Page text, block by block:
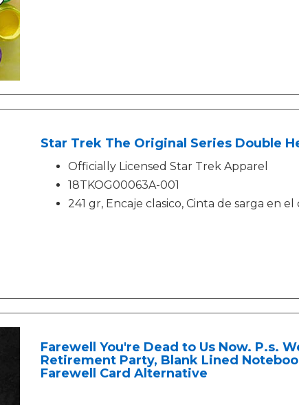
Star Trek The Original Series Double
Officially Licensed Star Trek Apparel
18TKOG00063A-001
241 gr, Encaje clasico, Cinta de sarga en
Farewell You're Dead to Us Now. P.s.
Retirement Party, Blank Lined
Farewell Card Alternative